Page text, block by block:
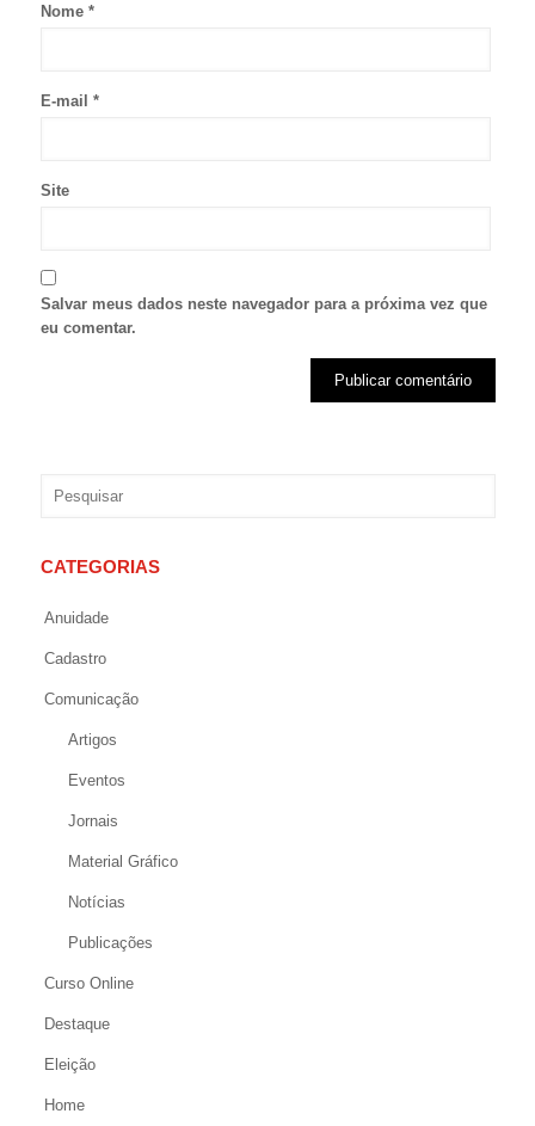
Nome *
E-mail *
Site
Salvar meus dados neste navegador para a próxima vez que
eu comentar.
CATEGORIAS
Anuidade
Cadastro
Comunicação
Artigos
Eventos
Jornais
Material Gráfico
Notícias
Publicações
Curso Online
Destaque
Eleição
Home